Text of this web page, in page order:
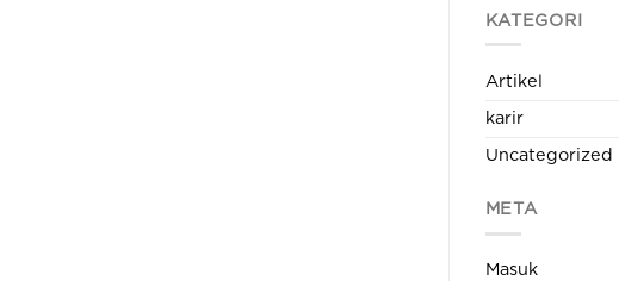
KATEGORI
Artikel
karir
Uncategorized
META
Masuk